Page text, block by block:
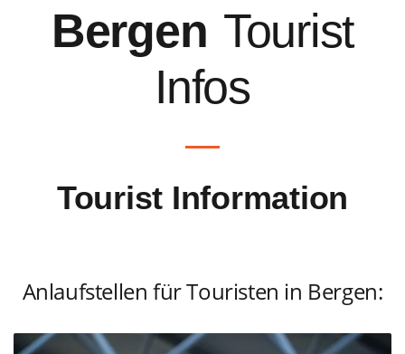
Bergen Tourist
Infos
Tourist Information
Anlaufstellen für Touristen in Bergen: